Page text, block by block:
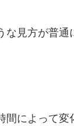
見方が普
によって変